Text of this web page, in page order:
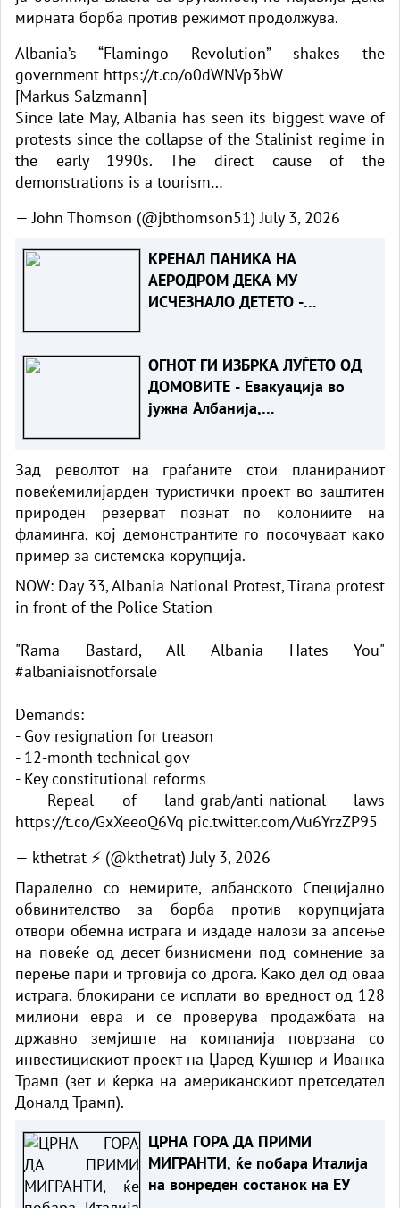
мирната борба против режимот продолжува.
Albania’s “Flamingo Revolution” shakes the
government https://t.co/o0dWNVp3bW
[Markus Salzmann]
Since late May, Albania has seen its biggest wave of
protests since the collapse of the Stalinist regime in
the early 1990s. The direct cause of the
demonstrations is a tourism…
— John Thomson (@jbthomson51) July 3, 2026
КРЕНАЛ ПАНИКА НА
АЕРОДРОМ ДЕКА МУ
ИСЧЕЗНАЛО ДЕТЕТО -
ОГНОТ ГИ ИЗБРКА ЛУЃЕТО ОД
ДОМОВИТЕ - Евакуација во
јужна Албанија,
Зад револтот на граѓаните стои планираниот
повеќемилијарден туристички проект во заштитен
природен резерват познат по колониите на
фламинга, кој демонстрантите го посочуваат како
пример за системска корупција.
NOW: Day 33, Albania National Protest, Tirana protest
in front of the Police Station
"Rama Bastard, All Albania Hates You"
#albaniaisnotforsale
Demands:
- Gov resignation for treason
- 12-month technical gov
- Key constitutional reforms
- Repeal of land-grab/anti-national laws
https://t.co/GxXeeoQ6Vq pic.twitter.com/Vu6YrzZP95
— kthetrat ⚡ (@kthetrat) July 3, 2026
Паралелно со немирите, албанското Специјално
обвинителство за борба против корупцијата
отвори обемна истрага и издаде налози за апсење
на повеќе од десет бизнисмени под сомнение за
перење пари и трговија со дрога. Како дел од оваа
истрага, блокирани се исплати во вредност од 128
милиони евра и се проверува продажбата на
државно земјиште на компанија поврзана со
инвестицискиот проект на Џаред Кушнер и Иванка
Трамп (зет и ќерка на американскиот претседател
Доналд Трамп).
ЦРНА ГОРА ДА ПРИМИ
МИГРАНТИ, ќе побара Италија
на вонреден состанок на ЕУ